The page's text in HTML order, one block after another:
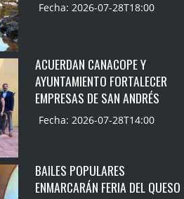
Fecha: 2026-07-28T18:00
ACUERDAN CANACOPE Y
AYUNTAMIENTO FORTALECER
EMPRESAS DE SAN ANDRÉS
Fecha: 2026-07-28T14:00
BAILES POPULARES
ENMARCARÁN FERIA DEL QUESO